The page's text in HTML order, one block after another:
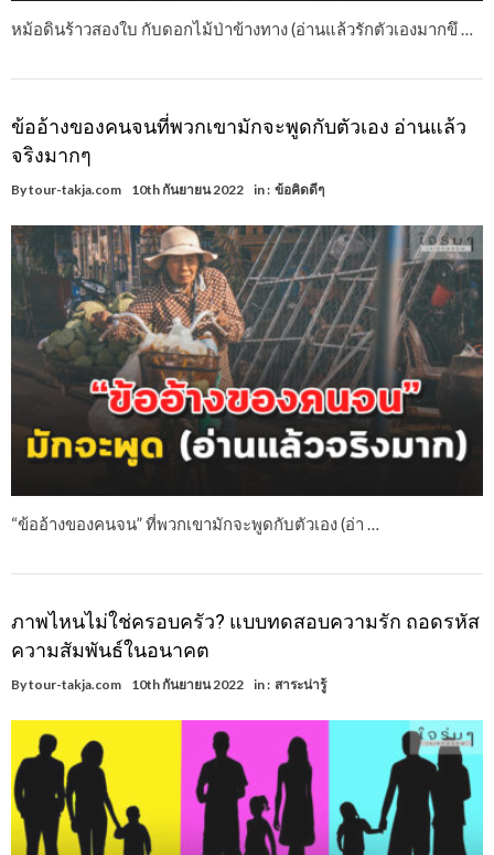
หม้อดินร้าวสองใบ กับดอกไม้ป่าข้างทาง (อ่านแล้วรักตัวเองมากขึ …
ข้ออ้างของคนจนที่พวกเขามักจะพูดกับตัวเอง อ่านแล้ว
จริงมากๆ
Bytour-takja.com 10th กันยายน 2022 in : ข้อคิดดีๆ
“ข้ออ้างของคนจน” ที่พวกเขามักจะพูดกับตัวเอง (อ่า …
ภาพไหนไม่ใช่ครอบครัว? แบบทดสอบความรัก ถอดรหัส
ความสัมพันธ์ในอนาคต
Bytour-takja.com 10th กันยายน 2022 in : สาระน่ารู้